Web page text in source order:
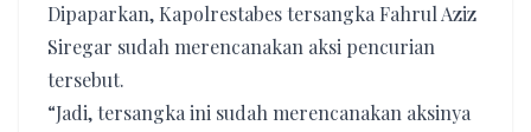
Dipaparkan, Kapolrestabes tersangka Fahrul Aziz
Siregar sudah merencanakan aksi pencurian
tersebut.
“Jadi, tersangka ini sudah merencanakan aksinya